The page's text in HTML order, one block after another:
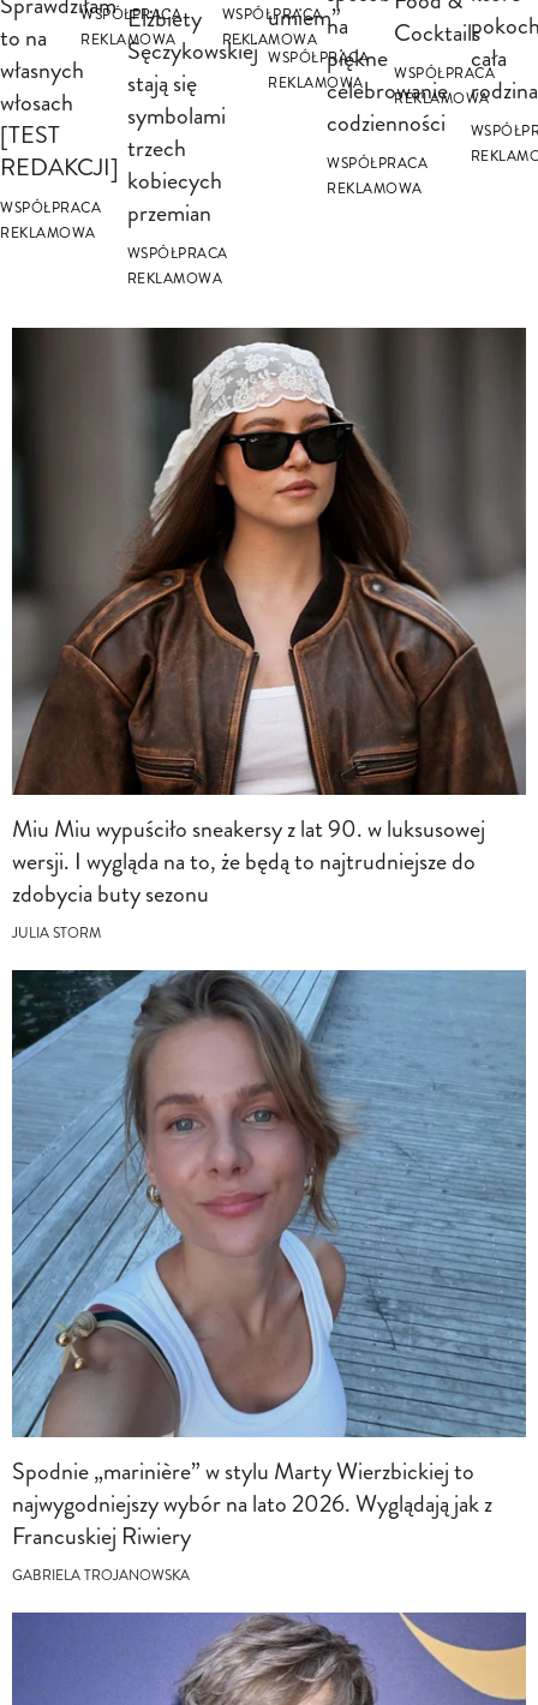
to na
własnych
włosach
[TEST
REDAKCJI]
WSPÓŁPRACA
REKLAMOWA
WSPÓŁPRACA
REKLAMOWA
Elżbiety
Sęczykowskiej
stają się
symbolami
trzech
kobiecych
przemian
WSPÓŁPRACA
REKLAMOWA
WSPÓŁPRACA
REKLAMOWA
umiem”
WSPÓŁPRACA
REKLAMOWA
na
piękne
celebrowanie
codzienności
WSPÓŁPRACA
REKLAMOWA
Cocktails
WSPÓŁPRACA
REKLAMOWA
cała
rodzina
Miu Miu wypuściło sneakersy z lat 90. w luksusowej
wersji. I wygląda na to, że będą to najtrudniejsze do
zdobycia buty sezonu
JULIA STORM
Spodnie „marinière” w stylu Marty Wierzbickiej to
najwygodniejszy wybór na lato 2026. Wyglądają jak z
Francuskiej Riwiery
GABRIELA TROJANOWSKA